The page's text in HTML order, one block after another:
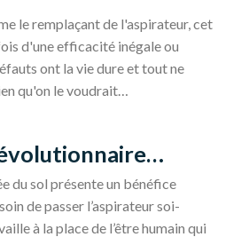
le remplaçant de l'aspirateur, cet
d'une efficacité inégale ou
ont la vie dure et tout ne
qu'on le voudrait…
du sol présente un bénéfice
de passer l’aspirateur soi-
à la place de l’être humain qui